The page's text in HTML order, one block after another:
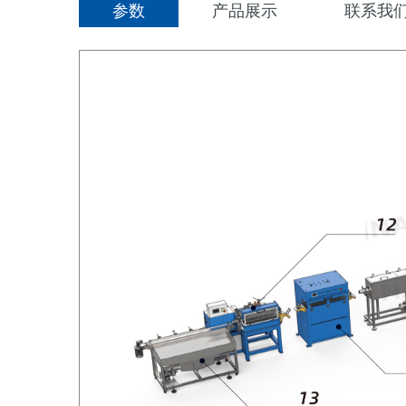
参数 产品展示 联系我